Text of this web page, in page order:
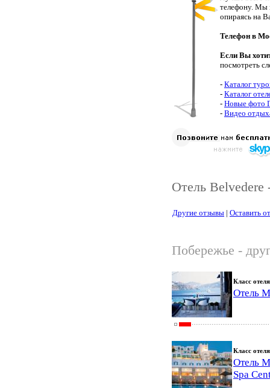
телефону. Мы
опираясь на
Телефон в
Если Вы
посмотреть
- Каталог
- Каталог
- Новые фото
- Видео
Отель Belvedere
Другие отзывы | Оставить
Побережье -
Класс
Отель
Класс
Отель
Spa